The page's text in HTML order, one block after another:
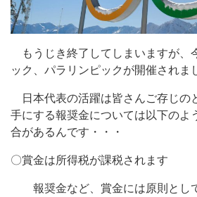
もうじき終了してしまいますが、
ック、パラリンピックが開催されま
日本代表の活躍は皆さんご存じの
手にする報奨金については以下のよ
合があるんです・・・
〇賞金は所得税が課税されます
報奨金など、賞金には原則とし